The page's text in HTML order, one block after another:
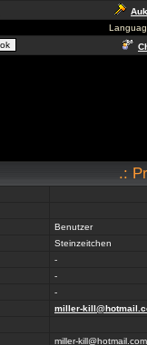
.:
Benutzer
Steinzeitchen
-
-
-
miller-
miller-kill@hotmail.com